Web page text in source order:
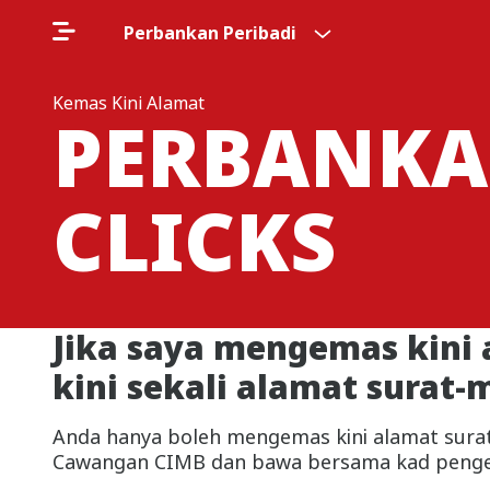
Perbankan Peribadi
Kemas Kini Alamat
CLICKS
Jika saya mengemas
kini sekali alamat surat-
Anda hanya boleh mengemas kini alamat
Cawangan CIMB dan bawa bersama kad